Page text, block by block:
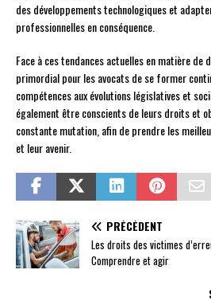
des développements technologiques et
professionnelles en conséquence.
Face à ces tendances actuelles en matière
primordial pour les avocats de se former
compétences aux évolutions législatives et
également être conscients de leurs droits et
constante mutation, afin de prendre les
et leur avenir.
PRÉCÉDENT
Les droits des victimes
Comprendre et agir